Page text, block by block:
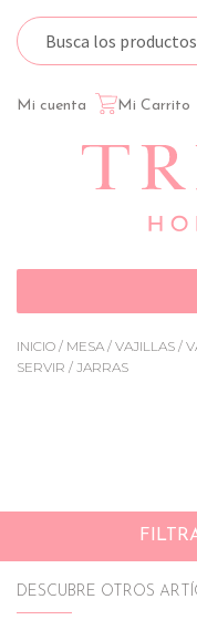
Mi cuenta Mi Carrito
INICIO / MESA / VAJILLAS /
SERVIR / JARRAS
DESCUBRE OTROS